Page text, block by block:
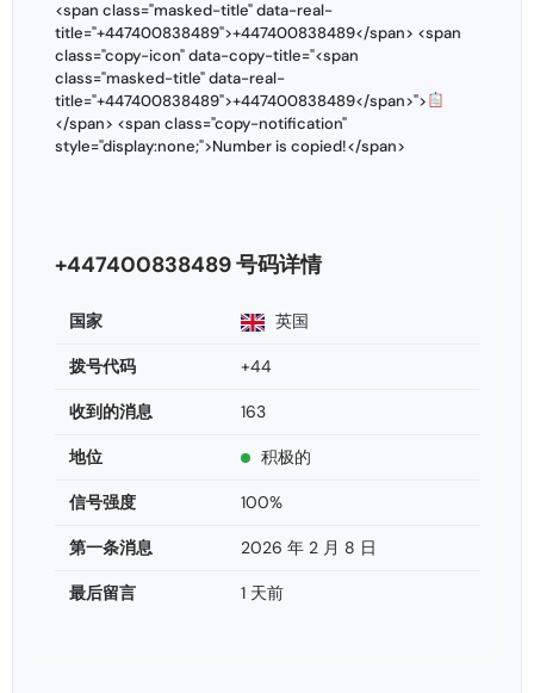
<span class="masked-title" data-real-
title="+447400838489">+447400838489</span> <span
class="copy-icon" data-copy-title="<span
class="masked-title" data-real-
title="+447400838489">+447400838489</span>">
</span> <span class="copy-notification"
style="display:none;">Number is copied!</span>
+447400838489 号码详情
国家 英国
拨号代码 +44
收到的消息 163
地位 积极的
信号强度 100%
第一条消息 2026 年 2 月 8 日
最后留言 1 天前